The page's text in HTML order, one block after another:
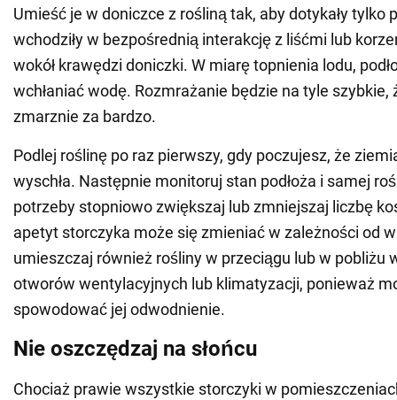
Umieść je w doniczce z rośliną tak, aby dotykały tylko
wchodziły w bezpośrednią interakcję z liśćmi lub
wokół krawędzi doniczki. W miarę topnienia lodu,
wchłaniać wodę. Rozmrażanie będzie na tyle szybkie,
zmarznie za bardzo.
Podlej roślinę po raz pierwszy, gdy poczujesz, że
wyschła. Następnie monitoruj stan podłoża i samej
potrzeby stopniowo zwiększaj lub zmniejszaj liczbę
apetyt storczyka może się zmieniać w zależności od
umieszczaj również rośliny w przeciągu lub w pobliżu
otworów wentylacyjnych lub klimatyzacji, ponieważ
spowodować jej odwodnienie.
Nie oszczędzaj na słońcu
Chociaż prawie wszystkie storczyki w